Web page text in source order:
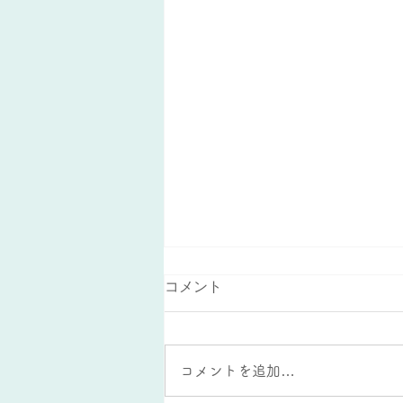
無駄な勉強時間
お世話になっております。 熊本
ことをよくご相談を受けます。
コメント
コメントを追加…